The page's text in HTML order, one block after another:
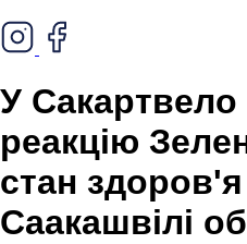
У Сакартвело
реакцію
стан здоров'я
Саакашвілі